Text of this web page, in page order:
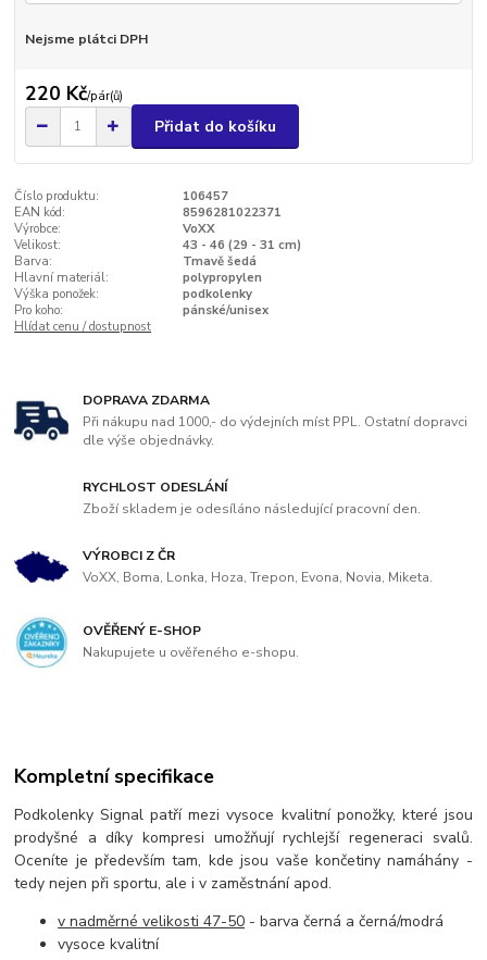
Nejsme plátci DPH
220 Kč/pár(ů)
Přidat do košíku
Číslo produktu:
106457
EAN kód:
8596281022371
Výrobce:
VoXX
Velikost:
43 - 46 (29 - 31 cm)
Barva:
Tmavě šedá
Hlavní materiál:
polypropylen
Výška ponožek:
podkolenky
Pro koho:
pánské/unisex
Hlídat cenu / dostupnost
DOPRAVA ZDARMA
Při nákupu nad 1000,- do výdejních míst PPL. Ostatní dopravci
dle výše objednávky.
RYCHLOST ODESLÁNÍ
Zboží skladem je odesíláno následující pracovní den.
VÝROBCI Z ČR
VoXX, Boma, Lonka, Hoza, Trepon, Evona, Novia, Miketa.
OVĚŘENÝ E-SHOP
Nakupujete u ověřeného e-shopu.
Kompletní specifikace
Podkolenky Signal patří mezi vysoce kvalitní ponožky, které jsou
prodyšné a díky kompresi umožňují rychlejší regeneraci svalů.
Oceníte je především tam, kde jsou vaše končetiny namáhány -
tedy nejen při sportu, ale i v zaměstnání apod.
v nadměrné velikosti 47-50 - barva černá a černá/modrá
vysoce kvalitní